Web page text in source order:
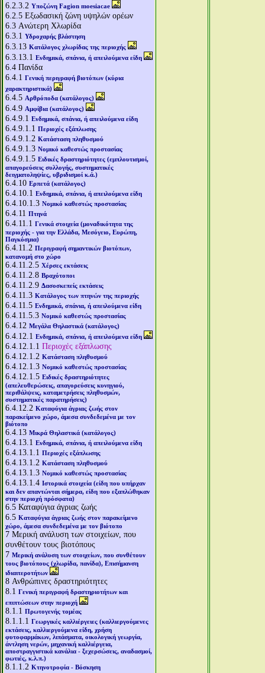
6.2.3.2 Υποζώνη Fagion moesiacae
6.2.5 Εξωδασική ζώνη υψηλών ορέων
6.3 Aνώτερη Χλωρίδα
6.3.1 Υδροχαρής βλάστηση
6.3.13 Κατάλογος χλωρίδας της περιοχής
6.3.13.1 Ενδημικά, σπάνια, ή απειλούμενα είδη
6.4 Πανίδα
6.4.1 Γενική περιγραφή βιοτόπων (κύρια
χαρακτηριστικά)
6.4.5 Αρθρόποδα (κατάλογος)
6.4.9 Αμφίβια (κατάλογος)
6.4.9.1 Ενδημικά, σπάνια, ή απειλούμενα είδη
6.4.9.1.1 Περιοχές εξάπλωσης
6.4.9.1.2 Κατάσταση πληθυσμού
6.4.9.1.3 Νομικό καθεστώς προστασίας
6.4.9.1.5 Ειδικές δραστηριότητες (εμπλουτισμοί,
απαγορεύσεις συλλογής, συστηματικές
δειγματοληψίες, υβριδισμοί κ.ά.)
6.4.10 Ερπετά (κατάλογος)
6.4.10.1 Ενδημικά, σπάνια, ή απειλούμενα είδη
6.4.10.1.3 Νομικό καθεστώς προστασίας
6.4.11 Πτηνά
6.4.11.1 Γενικά στοιχεία (μοναδικότητα της
περιοχής - για την Ελλάδα, Μεσόγειο, Ευρώπη,
Παγκόσμια)
6.4.11.2 Περιγραφή σημαντικών βιοτόπων,
κατανομή στο χώρο
6.4.11.2.5 Χέρσες εκτάσεις
6.4.11.2.8 Βραχότοποι
6.4.11.2.9 Δασοσκεπείς εκτάσεις
6.4.11.3 Κατάλογος των πτηνών της περιοχής
6.4.11.5 Ενδημικά, σπάνια, ή απειλούμενα είδη
6.4.11.5.3 Νομικό καθεστώς προστασίας
6.4.12 Μεγάλα Θηλαστικά (κατάλογος)
6.4.12.1 Ενδημικά, σπάνια, ή απειλούμενα είδη
6.4.12.1.1 Περιοχές εξάπλωσης
6.4.12.1.2 Κατάσταση πληθυσμού
6.4.12.1.3 Νομικό καθεστώς προστασίας
6.4.12.1.5 Ειδικές δραστηριότητες
(απελευθερώσεις, απαγορεύσεις κυνηγιού,
περιθάλψεις, καταμετρήσεις πληθυσμών,
συστηματικές παρατηρήσεις)
6.4.12.2 Καταφύγια άγριας ζωής στον
παρακείμενο χώρο, άμεσα συνδεδεμένα με τον
βιότοπο
6.4.13 Μικρά Θηλαστικά (κατάλογος)
6.4.13.1 Ενδημικά, σπάνια, ή απειλούμενα είδη
6.4.13.1.1 Περιοχές εξάπλωσης
6.4.13.1.2 Κατάσταση πληθυσμού
6.4.13.1.3 Νομικό καθεστώς προστασίας
6.4.13.1.4 Ιστορικά στοιχεία (είδη που υπήρχαν
και δεν απαντώνται σήμερα, είδη που εξαπλώθηκαν
στην περιοχή πρόσφατα)
6.5 Καταφύγια άγριας ζωής
6.5 Καταφύγια άγριας ζωής στον παρακείμενο
χώρο, άμεσα συνδεδεμένα με τον βιότοπο
7 Μερική ανάλυση των στοιχείων, που
συνθέτουν τους βιοτόπους
7 Μερική ανάλυση των στοιχείων, που συνθέτουν
τους βιοτόπους (χλωρίδα, πανίδα), Επισήμανση
ιδιαιτεροτήτων
8 Ανθρώπινες δραστηριότητες
8.1 Γενική περιγραφή δραστηριοτήτων και
επιπτώσεων στην περιοχή
8.1.1 Πρωτογενής τομέας
8.1.1.1 Γεωργικές καλλιέργειες (καλλιεργούμενες
εκτάσεις, καλλιεργούμενα είδη, χρήση
φυτοφαρμάκων, λιπάσματα, οικολογική γεωργία,
άντληση νερών, μηχανική καλλιέργεια,
αποστραγγιστικά κανάλια - ξεχερσώσεις, αναδασμοί,
φωτιές, κ.λ.π.)
8.1.1.2 Κτηνοτροφία - Βόσκηση